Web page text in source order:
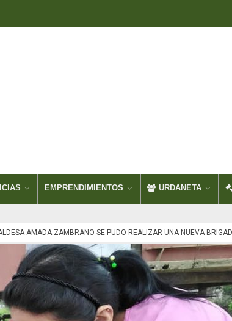
EMPRENDIMIENTOS URDANETA
AMADA ZAMBRANO SE PUDO REALIZAR UNA NUEVA